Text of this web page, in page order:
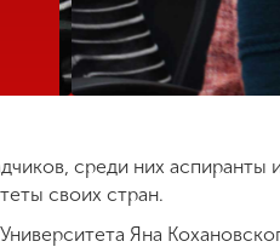
среди них
своих стран.
Яна